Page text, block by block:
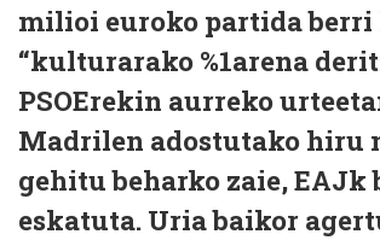
milioi euroko partida berri
“kulturarako %1arena
PSOErekin aurreko
Madrilen adostutako hiru
gehitu beharko zaie, EAJk
eskatuta. Uria baikor